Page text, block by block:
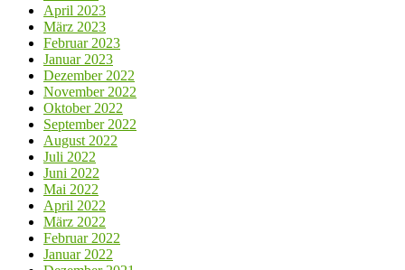
April 2023
März 2023
Februar 2023
Januar 2023
Dezember 2022
November 2022
Oktober 2022
September 2022
August 2022
Juli 2022
Juni 2022
Mai 2022
April 2022
März 2022
Februar 2022
Januar 2022